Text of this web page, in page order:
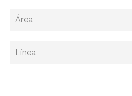
Área
Línea